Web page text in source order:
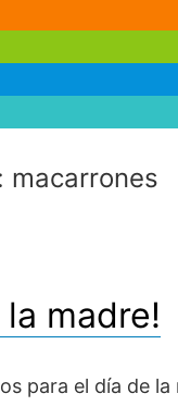
macarrones
madre!
para el día de la